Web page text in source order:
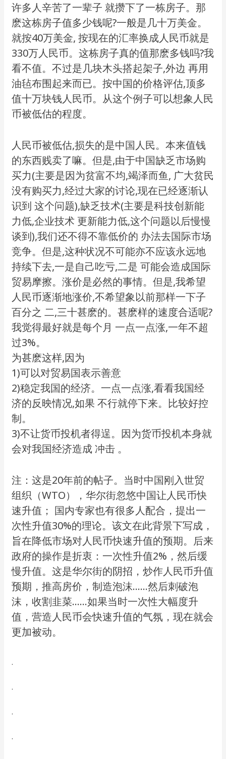
许多人辛苦了一辈子 就攒下了一栋房子。那
麽这栋房子值多少钱呢?一般是几十万美金。
就按40万美金, 按现在的汇率换成人民币就是
330万人民币。这栋房子真的值那麽多钱吗?我
看不值。不过是几块木头搭起架子,外边 再用
油毡布围起来而已。按中国的价格评估,顶多
值十万块钱人民币。从这个例子可以想象人民
币被低估的程度。
人民币被低估,损失的是中国人民。本来值钱
的东西贱卖了嘛。但是,由于中国缺乏市场购
买力(主要是因为贫富不均,竭泽而鱼, 广大贫民
没有购买力,经过大家的讨论,现在已经逐渐认
识到 这个问题),缺乏技术(主要是科技创新能
力低,企业技术 更新能力低,这个问题以后慢慢
谈到),我们还不得不靠低价的 办法去国际市场
竞争。但是,这种状况不可能亦不应该永远地
持续下去,一是自己吃亏,二是 可能会造成国际
贸易摩擦。涨价是必然的事情。但是,我希望
人民币逐渐地涨价,不希望象以前那样一下子
百分之 二,三十甚麽的。甚麽样的速度合适呢?
我觉得最好就是每个月 一点一点涨,一年不超
过3%。
为甚麽这样,因为
1)可以对贸易国表示善意
2)稳定我国的经济。一点一点涨,看看我国经
济的反映情况,如果 不行就停下来。比较好控
制。
3)不让货币投机者得逞。因为货币投机本身就
会对我国经济造成 冲击 。
注：这是20年前的帖子。当时中国刚入世贸
组织（WTO），华尔街忽悠中国让人民币快
速升值； 国内专家也有很多人配合，提出一
次性升值30%的理论。该文在此背景下写成，
旨在降低市场对人民币快速升值的预期。后来
政府的操作是折衷：一次性升值2%，然后缓
慢升值。这是华尔街的阴招，炒作人民币升值
预期，推高房价，制造泡沫……然后刺破泡
沫，收割韭菜……如果当时一次性大幅度升
值，营造人民币会快速升值的气氛，现在就会
更加被动。
.
.
.
.